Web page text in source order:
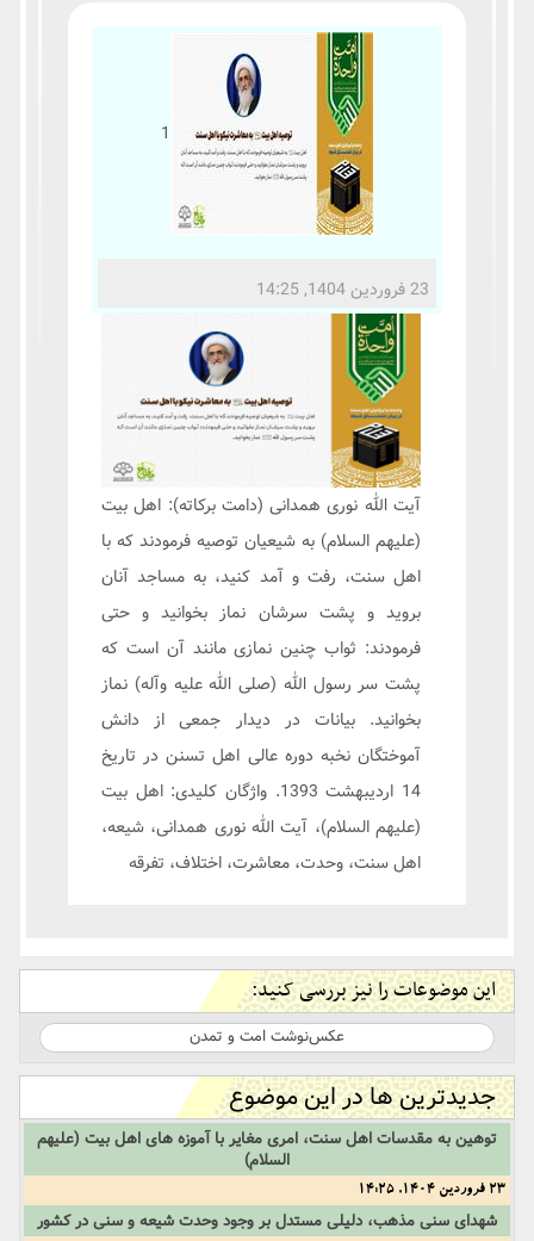
23 فروردین 1404, 14:25
آیت الله نوری همدانی (دامت برکاته): اهل بیت
(علیهم السلام) به شیعیان توصیه فرمودند که با
اهل سنت، رفت و آمد کنید، به مساجد آنان
بروید و پشت سرشان نماز بخوانید و حتی
فرمودند: ثواب چنین نمازی مانند آن است که
پشت سر رسول الله (صلی الله علیه وآله) نماز
بخوانید. بیانات در دیدار جمعی از دانش
آموختگان نخبه دوره عالی اهل تسنن در تاریخ
14 اردیبهشت 1393. واژگان کلیدی: اهل بیت
(علیهم السلام)، آیت الله نوری همدانی، شیعه،
اهل سنت، وحدت، معاشرت، اختلاف، تفرقه
این موضوعات را نیز بررسی کنید:
عکس‌نوشت امت و تمدن
جدیدترین ها در این موضوع
توهین به مقدسات اهل سنت، امری مغایر با آموزه های اهل بیت (علیهم
السلام)
23 فروردین 1404, 14:25
شهدای سنی مذهب، دلیلی مستدل بر وجود وحدت شیعه و سنی در کشور